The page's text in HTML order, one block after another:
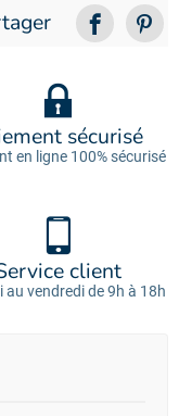
sécurisé
en ligne 100% sécurisé
client
au vendredi de 9h à 18h